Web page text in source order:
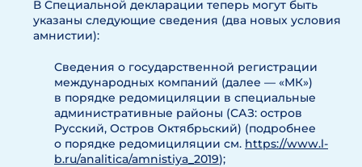
В Специальной декларации теперь могут быть
указаны следующие сведения (два новых условия
амнистии):
Сведения о государственной регистрации
международных компаний (далее — «МК»)
в порядке редомициляции в специальные
административные районы (САЗ: остров
Русский, Остров Октябрьский) (подробнее
о порядке редомициляции см. https://www.l-
b.ru/analitica/amnistiya_2019);